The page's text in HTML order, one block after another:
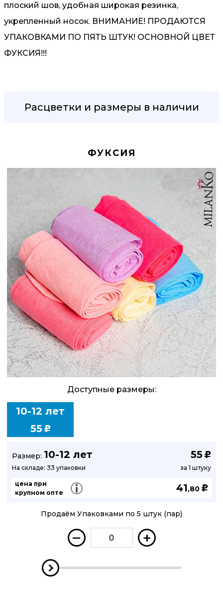
плоский шов, удобная широкая резинка,
укрепленный носок. ВНИМАНИЕ! ПРОДАЮТСЯ
УПАКОВКАМИ ПО ПЯТЬ ШТУК! ОСНОВНОЙ ЦВЕТ
ФУКСИЯ!!!
Расцветки и размеры в наличии
ФУКСИЯ
Доступные размеры:
10-12 лет
55 u
Размер: 10-12 лет 55 u
На складе: 33 упаковки за 1 штуку
цена при
крупном опте
41,80 u
Продаём Упаковками по 5 штук (пар)
– +